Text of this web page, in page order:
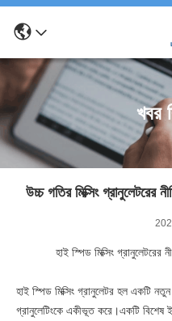
খবর
উচ্চ গতির মিক্সিং গ্রানুলেটরের
হাই স্পিড মিক্সিং গ্রানুলেটরের
হাই স্পিড মিক্সিং গ্রানুলেটর হল একটি
গ্রানুলেটিংকে একীভূত করে।একটি বিশেষ